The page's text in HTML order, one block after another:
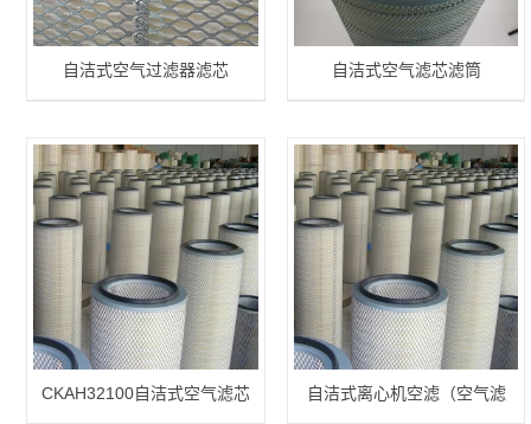
自洁式空气过滤器滤芯 自洁式空气滤芯滤筒
CKAH32100自洁式空气滤芯
自洁式离心机空滤（空气滤